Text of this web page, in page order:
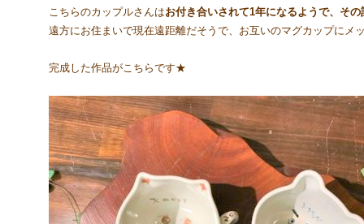
こちらのカップルさんはお付き合いされて1年になるようで、そ
遠方にお住まいで現在遠距離だそうで、お互いのマグカップにメ
完成した作品がこちらです★